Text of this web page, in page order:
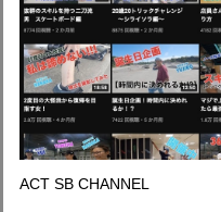
ACT SB CHANNEL